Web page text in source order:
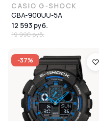
CASIO G-SHOCK
GBA-900UU-5A
12 593 руб.
19 990 руб.
-37%